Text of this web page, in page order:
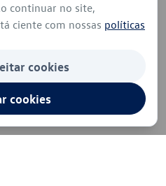
continuar no site,
ciente com nossas políticas
cookies
cookies